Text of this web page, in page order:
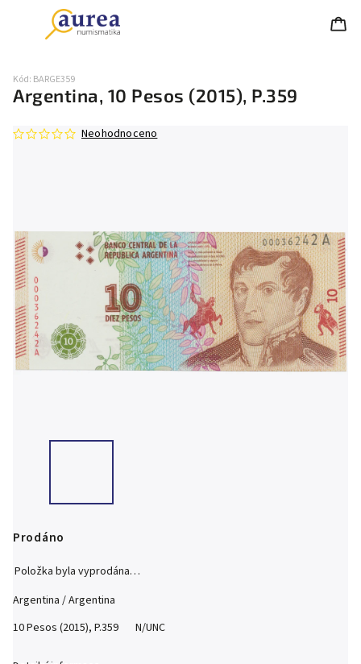
Argentina, 10 Pesos (2015), P.359
Kód: BARGE359
Neohodnoceno
Prodáno
Položka byla vyprodána…
Argentina / Argentina
10 Pesos (2015), P.359 N/UNC